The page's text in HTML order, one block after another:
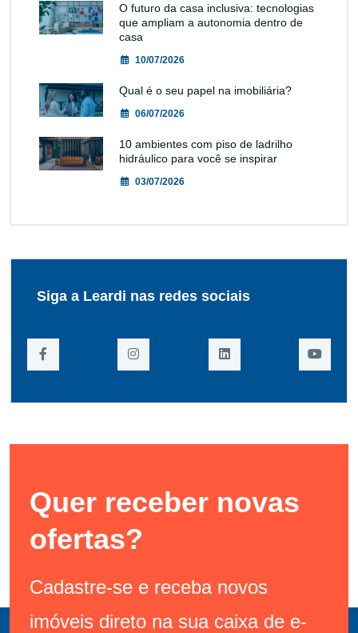
O futuro da casa inclusiva: tecnologias
que ampliam a autonomia dentro de
casa
10/07/2026
Qual é o seu papel na imobiliária?
06/07/2026
10 ambientes com piso de ladrilho
hidráulico para você se inspirar
03/07/2026
Siga a Leardi nas redes sociais
Quer receber novas
ofertas?
Cadastre-se e receba novos
imóveis direto na sua caixa de e-